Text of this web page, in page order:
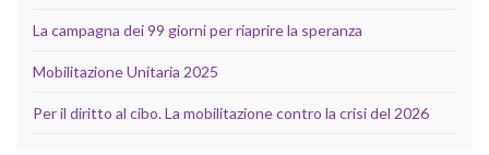
La campagna dei 99 giorni per riaprire la speranza
Mobilitazione Unitaria 2025
Per il diritto al cibo. La mobilitazione contro la crisi del 2026